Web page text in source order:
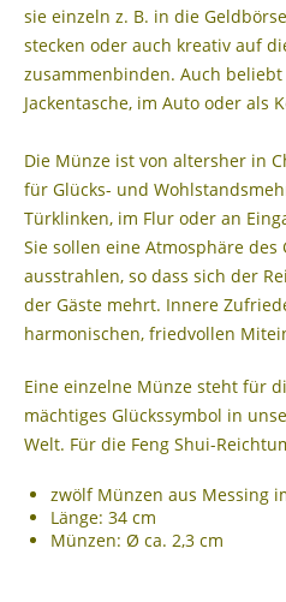
sie einzeln z. B. in die
stecken oder auch kreativ auf
zusammenbinden. Auch
Jackentasche, im Auto oder als
Die Münze ist von altersher in
für Glücks- und
Türklinken, im Flur oder an
Sie sollen eine Atmosphäre des
ausstrahlen, so dass sich der
der Gäste mehrt. Innere
harmonischen, friedvollen
Eine einzelne Münze steht für
mächtiges Glückssymbol in
Welt. Für die Feng Shui-
zwölf Münzen aus Messing
Länge: 34 cm
Münzen: Ø ca. 2,3 cm